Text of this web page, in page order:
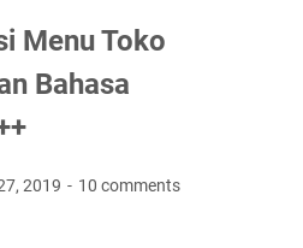
Menu Toko
Bahasa
2019 10 comments